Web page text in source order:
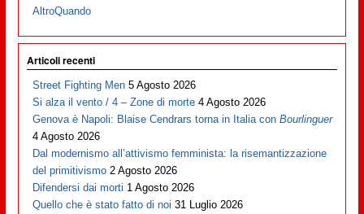
AltroQuando
Articoli recenti
Street Fighting Men 5 Agosto 2026
Si alza il vento / 4 – Zone di morte 4 Agosto 2026
Genova è Napoli: Blaise Cendrars torna in Italia conBourlinguer
4 Agosto 2026
Dal modernismo all’attivismo femminista: la risemantizzazione
del primitivismo 2 Agosto 2026
Difendersi dai morti 1 Agosto 2026
Quello che è stato fatto di noi 31 Luglio 2026